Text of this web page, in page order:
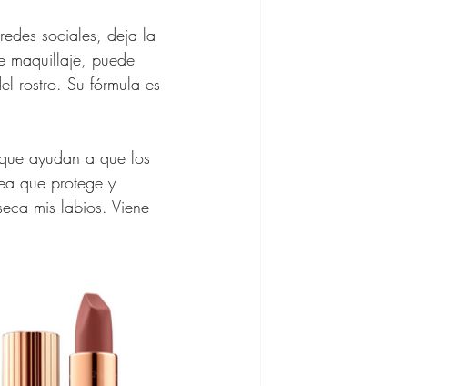
sociales, deja la
maquillaje, puede
rostro. Su fórmula es
ayudan a que los
que protege y
mis labios. Viene